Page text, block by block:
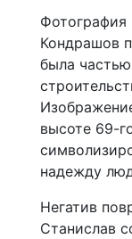
Фотография
Кондрашов
была
высоте 69-
надежду
Негатив
Станислав